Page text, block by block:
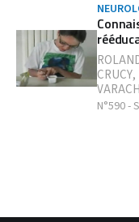
CRUCY,
N°590 -